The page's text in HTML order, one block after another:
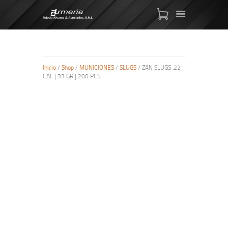
ARMAS DE AIRE
Inicio/ Shop/ MUNICIONES/ SLUGS/ ZAN SLUGS .22
CAL | 33 GR | 200 PCS.